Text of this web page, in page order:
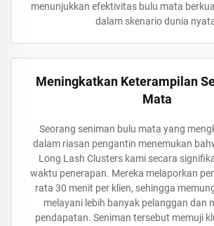
menunjukkan efektivitas bulu mata
dalam skenario dunia
Meningkatkan Keterampilan
Mata
Seorang seniman bulu mata yang
dalam riasan pengantin menemukan
Long Lash Clusters kami secara
waktu penerapan. Mereka melaporkan
rata 30 menit per klien, sehingga
melayani lebih banyak pelanggan dan
pendapatan. Seniman tersebut memuji